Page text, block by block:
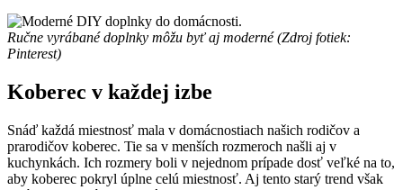
Ručne vyrábané doplnky môžu byť aj moderné (Zdroj fotiek:
Pinterest)
Koberec v každej izbe
Snáď každá miestnosť mala v domácnostiach našich rodičov a
prarodičov koberec. Tie sa v menších rozmeroch našli aj v
kuchynkách. Ich rozmery boli v nejednom prípade dosť veľké na to,
aby koberec pokryl úplne celú miestnosť. Aj tento starý trend však